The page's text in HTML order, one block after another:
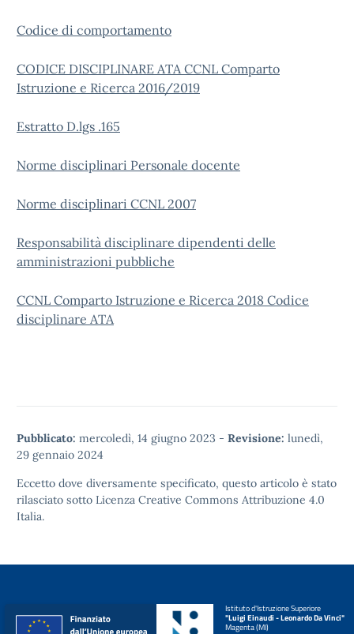
Codice di comportamento
CODICE DISCIPLINARE ATA CCNL Comparto
Istruzione e Ricerca 2016/2019
Estratto D.lgs .165
Norme disciplinari Personale docente
Norme disciplinari CCNL 2007
Responsabilità disciplinare dipendenti delle
amministrazioni pubbliche
CCNL Comparto Istruzione e Ricerca 2018 Codice
disciplinare ATA
Pubblicato: mercoledì, 14 giugno 2023 - Revisione: lunedì,
29 gennaio 2024
Eccetto dove diversamente specificato, questo articolo è stato
rilasciato sotto Licenza Creative Commons Attribuzione 4.0
Italia.
Istituto d'Istruzione Superiore
"Luigi Einaudi - Leonardo Da Vinci"
Magenta (MI)